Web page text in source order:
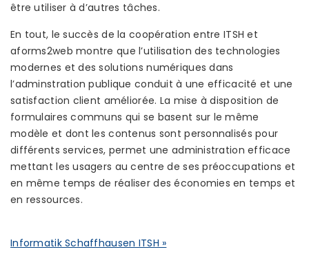
être utiliser à d’autres tâches.
En tout, le succès de la coopération entre ITSH et
aforms2web montre que l’utilisation des technologies
modernes et des solutions numériques dans
l’adminstration publique conduit à une efficacité et une
satisfaction client améliorée. La mise à disposition de
formulaires communs qui se basent sur le même
modèle et dont les contenus sont personnalisés pour
différents services, permet une administration efficace
mettant les usagers au centre de ses préoccupations et
en même temps de réaliser des économies en temps et
en ressources.
Informatik Schaffhausen ITSH »